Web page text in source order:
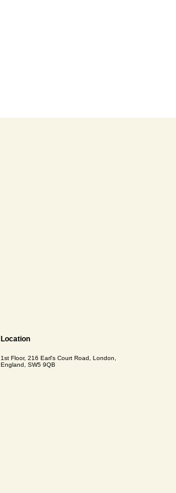
Location
1st Floor, 216 Earl's Court Road, London,
England, SW5 9QB